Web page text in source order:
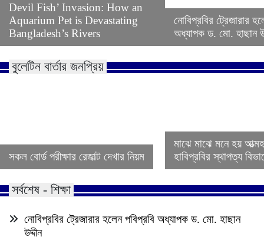
Devil Fish’ Invasion: How an
Aquarium Pet is Devastating
Bangladesh’s Rivers
নোবিপ্রবির ট্রেজারার
অধ্যাপক ড. মো. হাছান
বুলেটিন বার্তার জনপ্রিয়
সকল বোর্ড পরীক্ষার রেজাল্ট দেখার নিয়ম
মাঝে মাঝে মনে হয়
হাবিপ্রবির স্থাপত্য
সর্বশেষ - শিক্ষা
নোবিপ্রবির ট্রেজারার হলেন পবিপ্রবি অধ্যাপক ড. মো. হাছান
উদ্দীন